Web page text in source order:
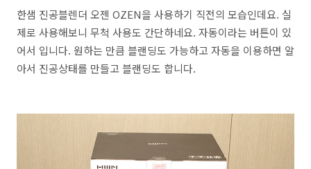
한샘 진공블렌더 오젠 OZEN을 사용하기 직전의 모습인데요. 실
제로 사용해보니 무척 사용도 간단하네요. 자동이라는 버튼이 있
어서 입니다. 원하는 만큼 블랜딩도 가능하고 자동을 이용하면 알
아서 진공상태를 만들고 블랜딩도 합니다.